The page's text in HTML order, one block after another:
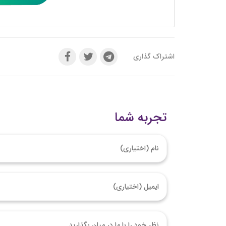
اشتراک گذاری
تجربه شما